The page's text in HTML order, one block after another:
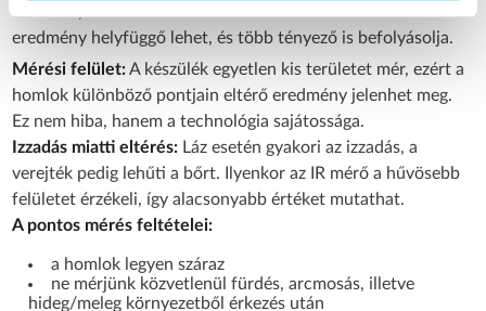
eredmény helyfüggő lehet, és több tényező is befolyásolja.
Mérési felület:A készülék egyetlen kis területet mér, ezért a
homlok különböző pontjain eltérő eredmény jelenhet meg.
Ez nem hiba, hanem a technológia sajátossága.
Izzadás miatti eltérés: Láz esetén gyakori az izzadás, a
verejték pedig lehűti a bőrt. Ilyenkor az IR mérő a hűvösebb
felületet érzékeli, így alacsonyabb értéket mutathat.
A pontos mérés feltételei:
a homlok legyen száraz
ne mérjünk közvetlenül fürdés, arcmosás, illetve
hideg/meleg környezetből érkezés után